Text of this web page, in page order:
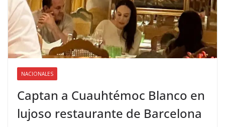
NACIONALES
Captan a Cuauhtémoc Blanco en
lujoso restaurante de Barcelona